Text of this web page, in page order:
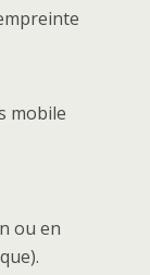
mobile
ou en